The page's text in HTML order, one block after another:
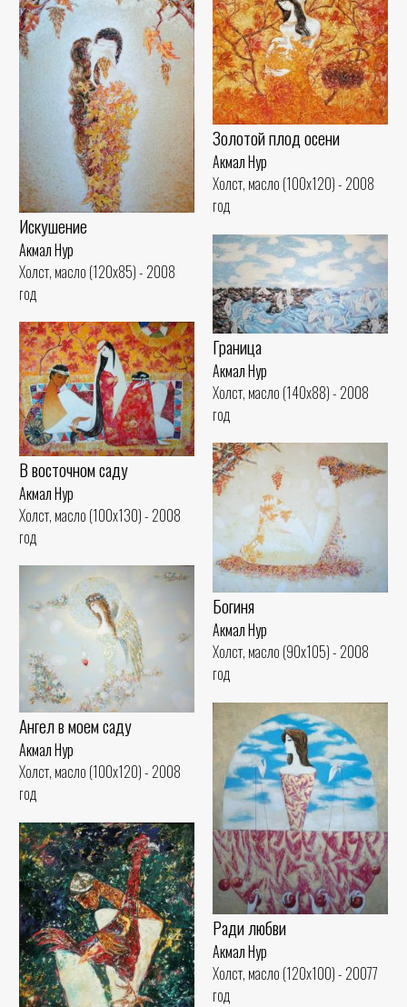
Искушение
Акмал Нур
Холст, масло (120x85) - 2008
год
Золотой плод осени
Акмал Нур
Холст, масло (100x120) - 2008
год
Граница
Акмал Нур
Холст, масло (140x88) - 2008
год
В восточном саду
Акмал Нур
Холст, масло (100x130) - 2008
год
Богиня
Акмал Нур
Холст, масло (90x105) - 2008
год
Ангел в моем саду
Акмал Нур
Холст, масло (100x120) - 2008
год
Ради любви
Акмал Нур
Холст, масло (120x100) - 20077
год